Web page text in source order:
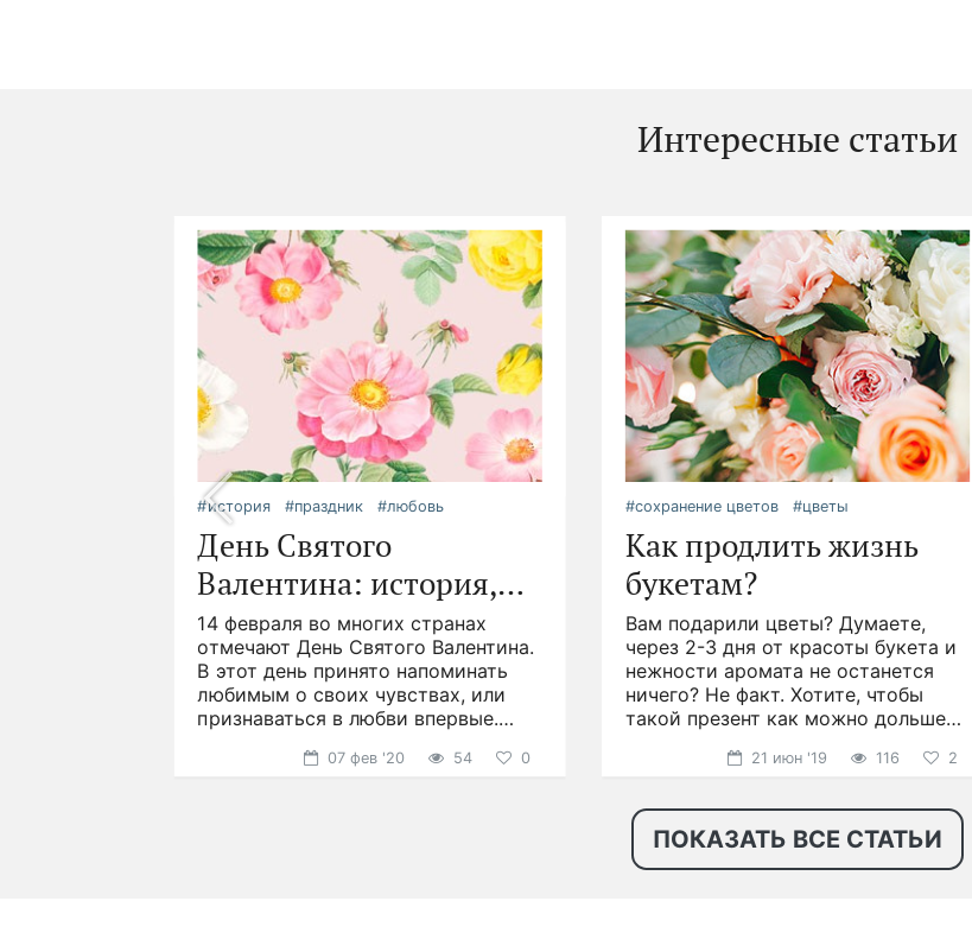
Интересные статьи
#история #праздник #любовь
День Святого
Валентина: история,
традиции и подарки
14 февраля во многих странах
отмечают День Святого Валентина.
В этот день принято напоминать
любимым о своих чувствах, или
признаваться в любви впервые.
07 фев '20 54 0
#сохранение цветов #цветы
Как продлить жизнь
букетам?
Вам подарили цветы? Думаете,
через 2-3 дня от красоты букета и
нежности аромата не останется
ничего? Не факт. Хотите, чтобы
такой презент как можно дольше
21 июн '19 116 2
ПОКАЗАТЬ ВСЕ СТАТЬИ